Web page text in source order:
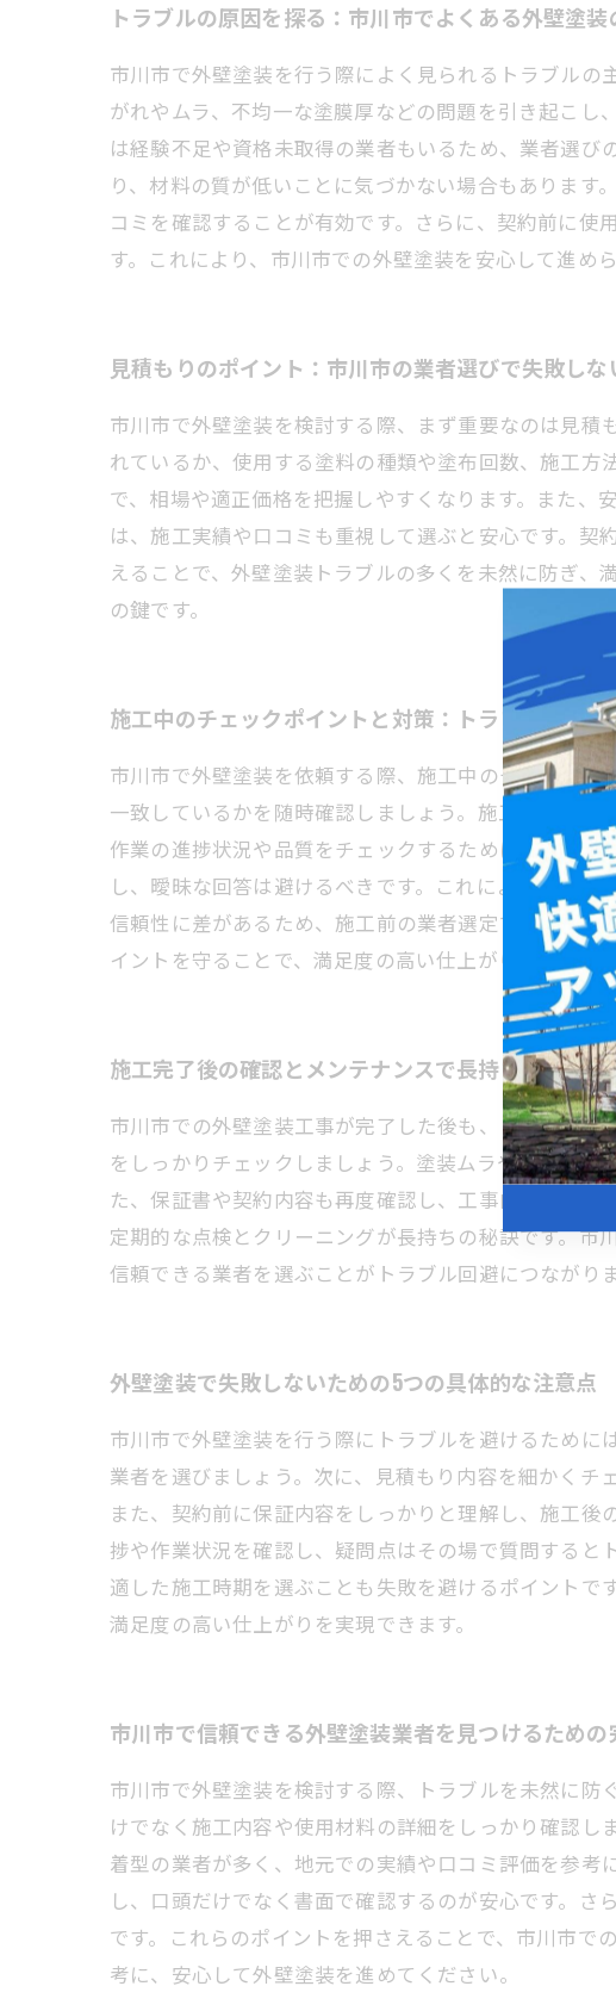
トラブルの原因を探る：市川市でよくある外壁塗装
市川市で外壁塗装を行う際によく見られるトラブル
がれやムラ、不均一な塗膜厚などの問題を引き起こ
は経験不足や資格未取得の業者もいるため、業者選
り、材料の質が低いことに気づかない場合もありま
コミを確認することが有効です。さらに、契約前に
す。これにより、市川市での外壁塗装を安心して進め
見積もりのポイント：市川市の業者選びで失敗しな
市川市で外壁塗装を検討する際、まず重要なのは見
れているか、使用する塗料の種類や塗布回数、施工
で、相場や適正価格を把握しやすくなります。また
は、施工実績や口コミも重視して選ぶと安心です。
えることで、外壁塗装トラブルの多くを未然に防ぎ
の鍵です。
施工中のチェックポイントと対策：トラブルを未然
市川市で外壁塗装を依頼する際、施工中のチェック
一致しているかを随時確認しましょう。施工業者が使
作業の進捗状況や品質をチェックするために、写真
し、曖昧な回答は避けるべきです。これにより、後
信頼性に差があるため、施工前の業者選定で口コミ
イントを守ることで、満足度の高い仕上がりを得られ
施工完了後の確認とメンテナンスで長持ちさせる秘
市川市での外壁塗装工事が完了した後も、トラブル
をしっかりチェックしましょう。塗装ムラや剥がれ
た、保証書や契約内容も再度確認し、工事内容と異な
定期的な点検とクリーニングが長持ちの秘訣です。
信頼できる業者を選ぶことがトラブル回避につながり
外壁塗装で失敗しないための5つの具体的な注意点
市川市で外壁塗装を行う際にトラブルを避けるため
業者を選びましょう。次に、見積もり内容を細かくチ
また、契約前に保証内容をしっかりと理解し、施工
捗や作業状況を確認し、疑問点はその場で質問する
適した施工時期を選ぶことも失敗を避けるポイントで
満足度の高い仕上がりを実現できます。
市川市で信頼できる外壁塗装業者を見つけるための
市川市で外壁塗装を検討する際、トラブルを未然に
けでなく施工内容や使用材料の詳細をしっかり確認
着型の業者が多く、地元での実績や口コミ評価を参
し、口頭だけでなく書面で確認するのが安心です。
です。これらのポイントを押さえることで、市川市
考に、安心して外壁塗装を進めてください。